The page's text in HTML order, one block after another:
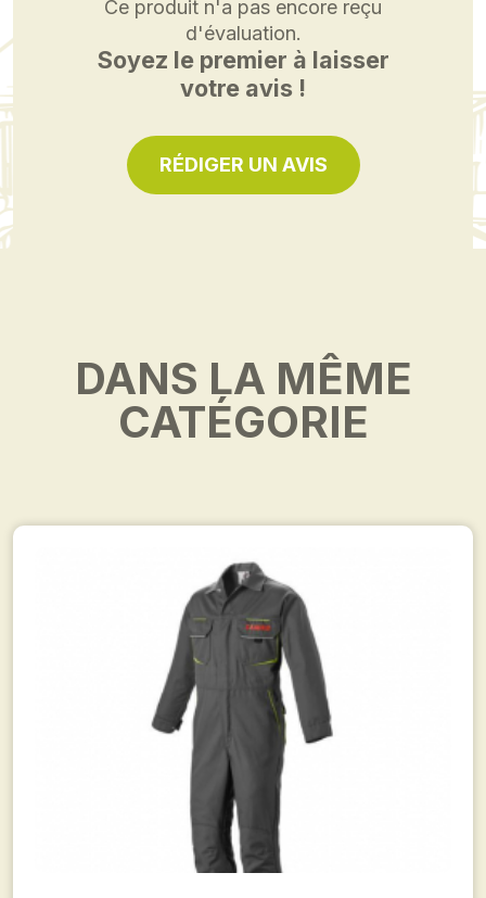
Ce produit n'a pas encore reçu
d'évaluation.
Soyez le premier à laisser
votre avis !
RÉDIGER UN AVIS
DANS LA MÊME
CATÉGORIE